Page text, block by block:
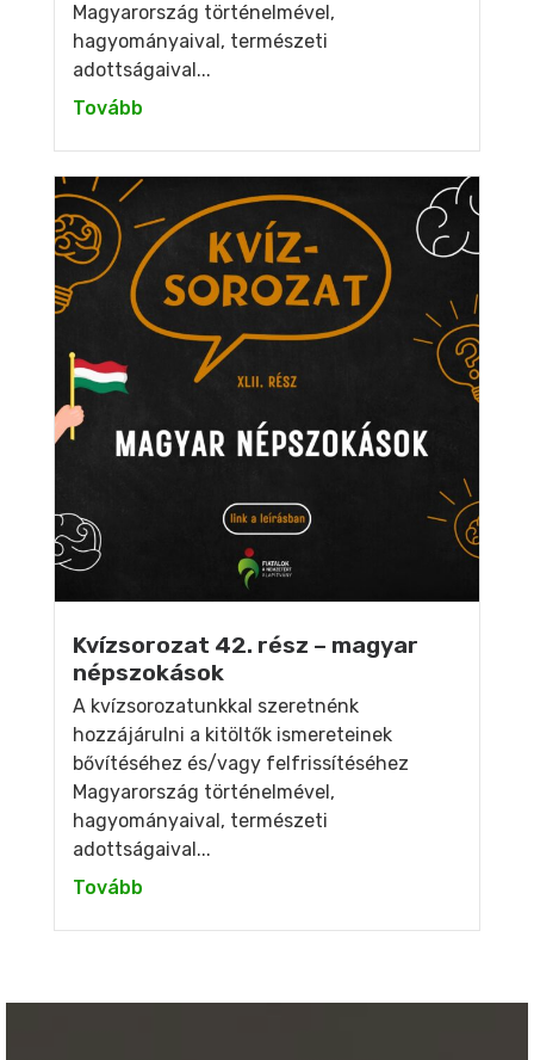
Magyarország történelmével,
hagyományaival, természeti
adottságaival...
Tovább
Kvízsorozat 42. rész – magyar
népszokások
A kvízsorozatunkkal szeretnénk
hozzájárulni a kitöltők ismereteinek
bővítéséhez és/vagy felfrissítéséhez
Magyarország történelmével,
hagyományaival, természeti
adottságaival...
Tovább